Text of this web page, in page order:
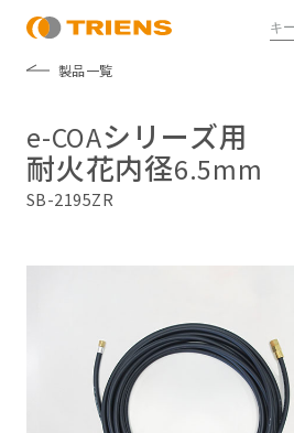
製品一覧
e-COAシリーズ用
耐火花内径6.5mm
SB-2195ZR